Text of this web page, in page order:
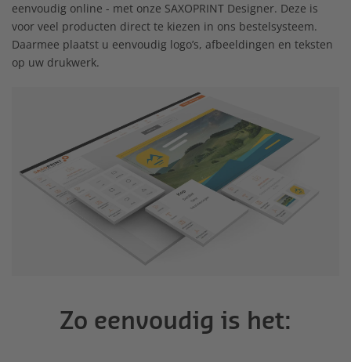
eenvoudig online - met onze SAXOPRINT Designer. Deze is
voor veel producten direct te kiezen in ons bestelsysteem.
Daarmee plaatst u eenvoudig logo’s, afbeeldingen en teksten
op uw drukwerk.
Zo eenvoudig is het: